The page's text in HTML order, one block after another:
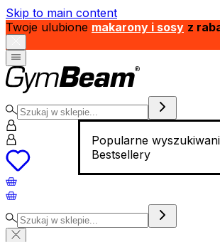
Skip to main content
Twoje ulubione makarony i sosy z
Popularne
Bestsellery